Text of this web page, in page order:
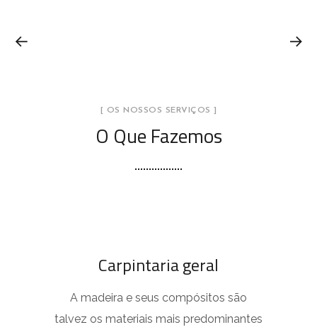
[ OS NOSSOS SERVIÇOS ]
O Que Fazemos
Carpintaria geral
A madeira e seus compósitos são
talvez os materiais mais predominantes